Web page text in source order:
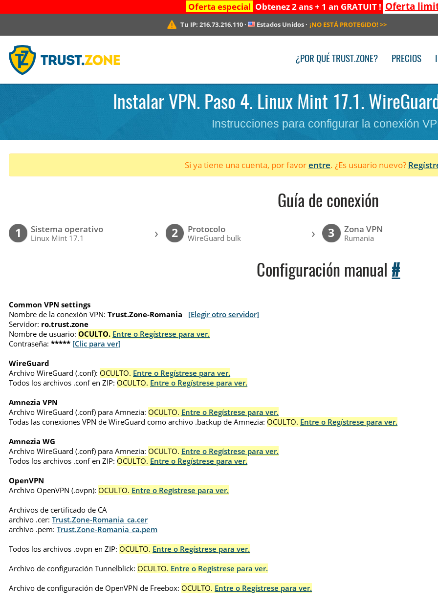
Oferta especial Obtenez 2 ans + 1 an GRATUIT ! Oferta
Tu IP: 216.73.216.110· Estados Unidos· ¡NO ESTÁ PROTEGIDO! >>
¿POR QUÉ TRUST.ZONE? PRECIOS
Instalar VPN. Paso 4. Linux Mint 17.1.
Instrucciones para configurar la conexión
Si ya tiene una cuenta, por favorentre. ¿Es usuario nuevo?
Guía de conexión
1 Sistema operativo
Linux Mint 17.1 › 2 Protocolo
WireGuard bulk › 3 Zona VPN
Rumania
Configuración manual #
Common VPN settings
Nombre de la conexión VPN: Trust.Zone-Romania
[Elegir otro servidor]
Servidor: ro.trust.zone
Nombre de usuario: OCULTO. Entre o Regístrese para ver.
Contraseña: ***** [Clic para ver]
WireGuard
Archivo WireGuard (.conf): OCULTO. Entre o Regístrese para ver.
Todos los archivos .conf en ZIP: OCULTO. Entre o Regístrese para ver.
Amnezia VPN
Archivo WireGuard (.conf) para Amnezia: OCULTO. Entre o Regístrese para ver.
Todas las conexiones VPN de WireGuard como archivo .backup de Amnezia: OCULTO. Entre o Regístrese para ver.
Amnezia WG
Archivo WireGuard (.conf) para Amnezia: OCULTO. Entre o Regístrese para ver.
Todos los archivos .conf en ZIP: OCULTO. Entre o Regístrese para ver.
OpenVPN
Archivo OpenVPN (.ovpn): OCULTO. Entre o Regístrese para ver.
Archivos de certificado de CA
archivo .cer: Trust.Zone-Romania_ca.cer
archivo .pem: Trust.Zone-Romania_ca.pem
Todos los archivos .ovpn en ZIP: OCULTO. Entre o Regístrese para ver.
Archivo de configuración Tunnelblick: OCULTO. Entre o Regístrese para ver.
Archivo de configuración de OpenVPN de Freebox: OCULTO. Entre o Regístrese para ver.